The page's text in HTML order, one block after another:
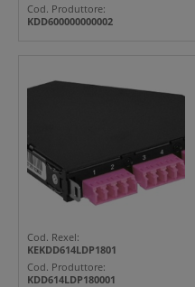
Cod. Produttore:
KDD600000000002
Cod. Rexel:
KEKDD614LDP1801
Cod. Produttore:
KDD614LDP180001